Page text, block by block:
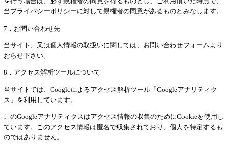
当プライバシーポリシーに対して親権者の同意があるものとみなします。
7．お問い合わせ先
当サイト、又は個人情報の取扱いに関しては、お問い合わせフォームより
おらせ下さい。
8．アクセス解析ツールについて
当サイトでは、Googleによるアクセス解析ツール「Googleアナリティク
ス」を利用しています。
このGoogleアナリティクスはアクセス情報の収集のためにCookieを使用し
ています。このアクセス情報は匿名で収集されており、個人を特定するも
のではありません。